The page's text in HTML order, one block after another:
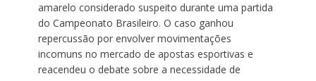
amarelo considerado suspeito durante uma partida
do Campeonato Brasileiro. O caso ganhou
repercussão por envolver movimentações
incomuns no mercado de apostas esportivas e
reacendeu o debate sobre a necessidade de